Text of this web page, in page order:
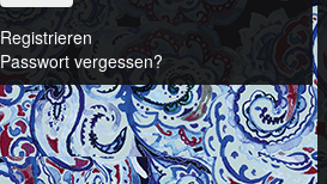
Registrieren
Passwort vergessen?